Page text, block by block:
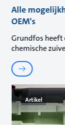
Alle
OEM's
Grundfos heeft
chemische
Artikel